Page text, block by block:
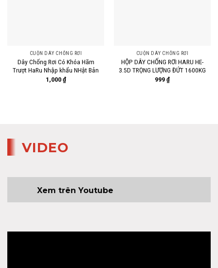
CUỘN DÂY CHỐNG RƠI
Dây Chống Rơi Có Khóa Hãm
Trượt HaRu Nhập khẩu NHật Bản
1,000₫
CUỘN DÂY CHỐNG RƠI
HỘP DÂY CHỐNG RƠI HARU HE-
3.5D TRỌNG LƯỢNG ĐỨT 1600KG
999₫
VIDEO
Xem trên Youtube